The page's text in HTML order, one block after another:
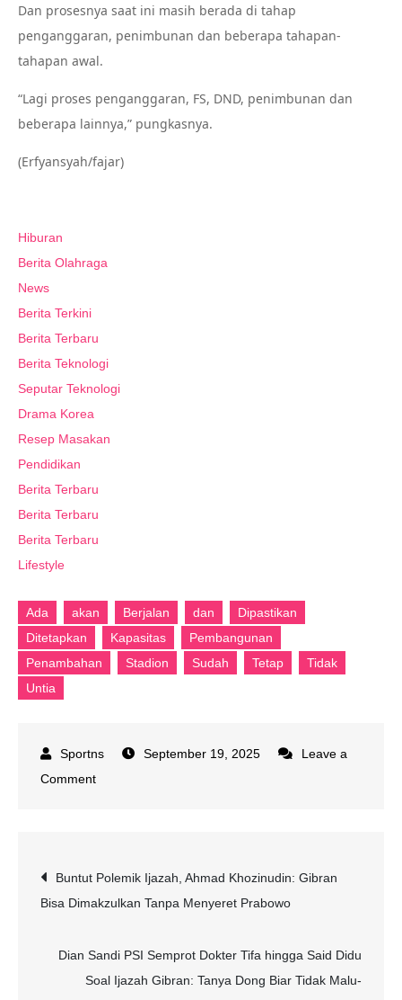
Dan prosesnya saat ini masih berada di tahap
penganggaran, penimbunan dan beberapa tahapan-
tahapan awal.
“Lagi proses penganggaran, FS, DND, penimbunan dan
beberapa lainnya,” pungkasnya.
(Erfyansyah/fajar)
Hiburan
Berita Olahraga
News
Berita Terkini
Berita Terbaru
Berita Teknologi
Seputar Teknologi
Drama Korea
Resep Masakan
Pendidikan
Berita Terbaru
Berita Terbaru
Berita Terbaru
Lifestyle
Ada akan Berjalan dan
Dipastikan
Ditetapkan
Kapasitas
Pembangunan
Penambahan
Stadion Sudah Tetap
Tidak
Untia
September 19, 2025
Leave a
Commenton
Dipastikan
akan
Berjalan,
Kapasitas
Post
navigation
Buntut Polemik Ijazah, Ahmad Khozinudin: Gibran
Bisa Dimakzulkan Tanpa Menyeret Prabowo
Dian Sandi PSI Semprot Dokter Tifa hingga Said Didu
Soal Ijazah Gibran: Tanya Dong Biar Tidak Malu-